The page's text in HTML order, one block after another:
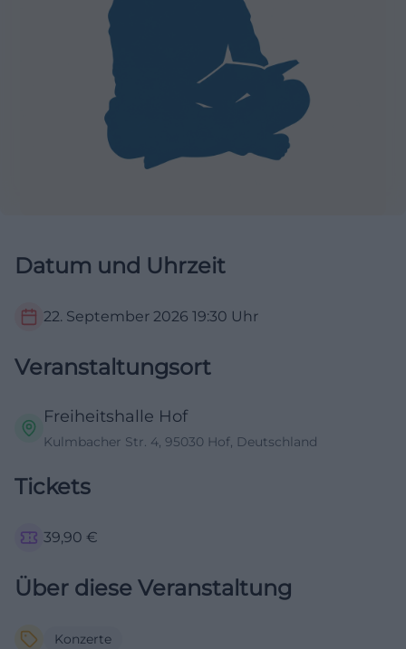
Datum und Uhrzeit
22. September 2026 19:30 Uhr
Veranstaltungsort
Freiheitshalle Hof
Kulmbacher Str. 4, 95030 Hof, Deutschland
Tickets
39,90 €
Über diese Veranstaltung
Konzerte